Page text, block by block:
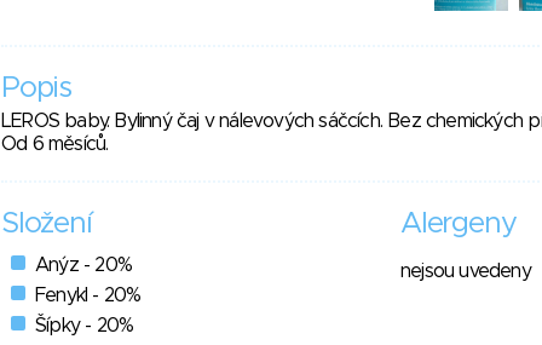
Popis
LEROS baby. Bylinný čaj v nálevových sáčcích. Bez chemických
Od 6 měsíců.
Složení
Anýz - 20%
Fenykl - 20%
Šípky - 20%
Alergeny
nejsou uvedeny